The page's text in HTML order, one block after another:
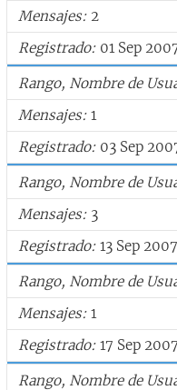
Mensajes 2
Registrado 01 Sep
Rango, Nombre de
Mensajes 1
Registrado 03 Sep
Rango, Nombre de
Mensajes 3
Registrado 13 Sep
Rango, Nombre de
Mensajes 1
Registrado 17 Sep
Rango, Nombre de